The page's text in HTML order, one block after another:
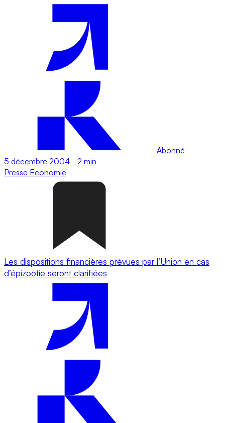
Abonné
5 décembre 2004 - 2 min
Presse Economie
Les dispositions financières prévues par l’Union en cas
d’épizootie seront clarifiées